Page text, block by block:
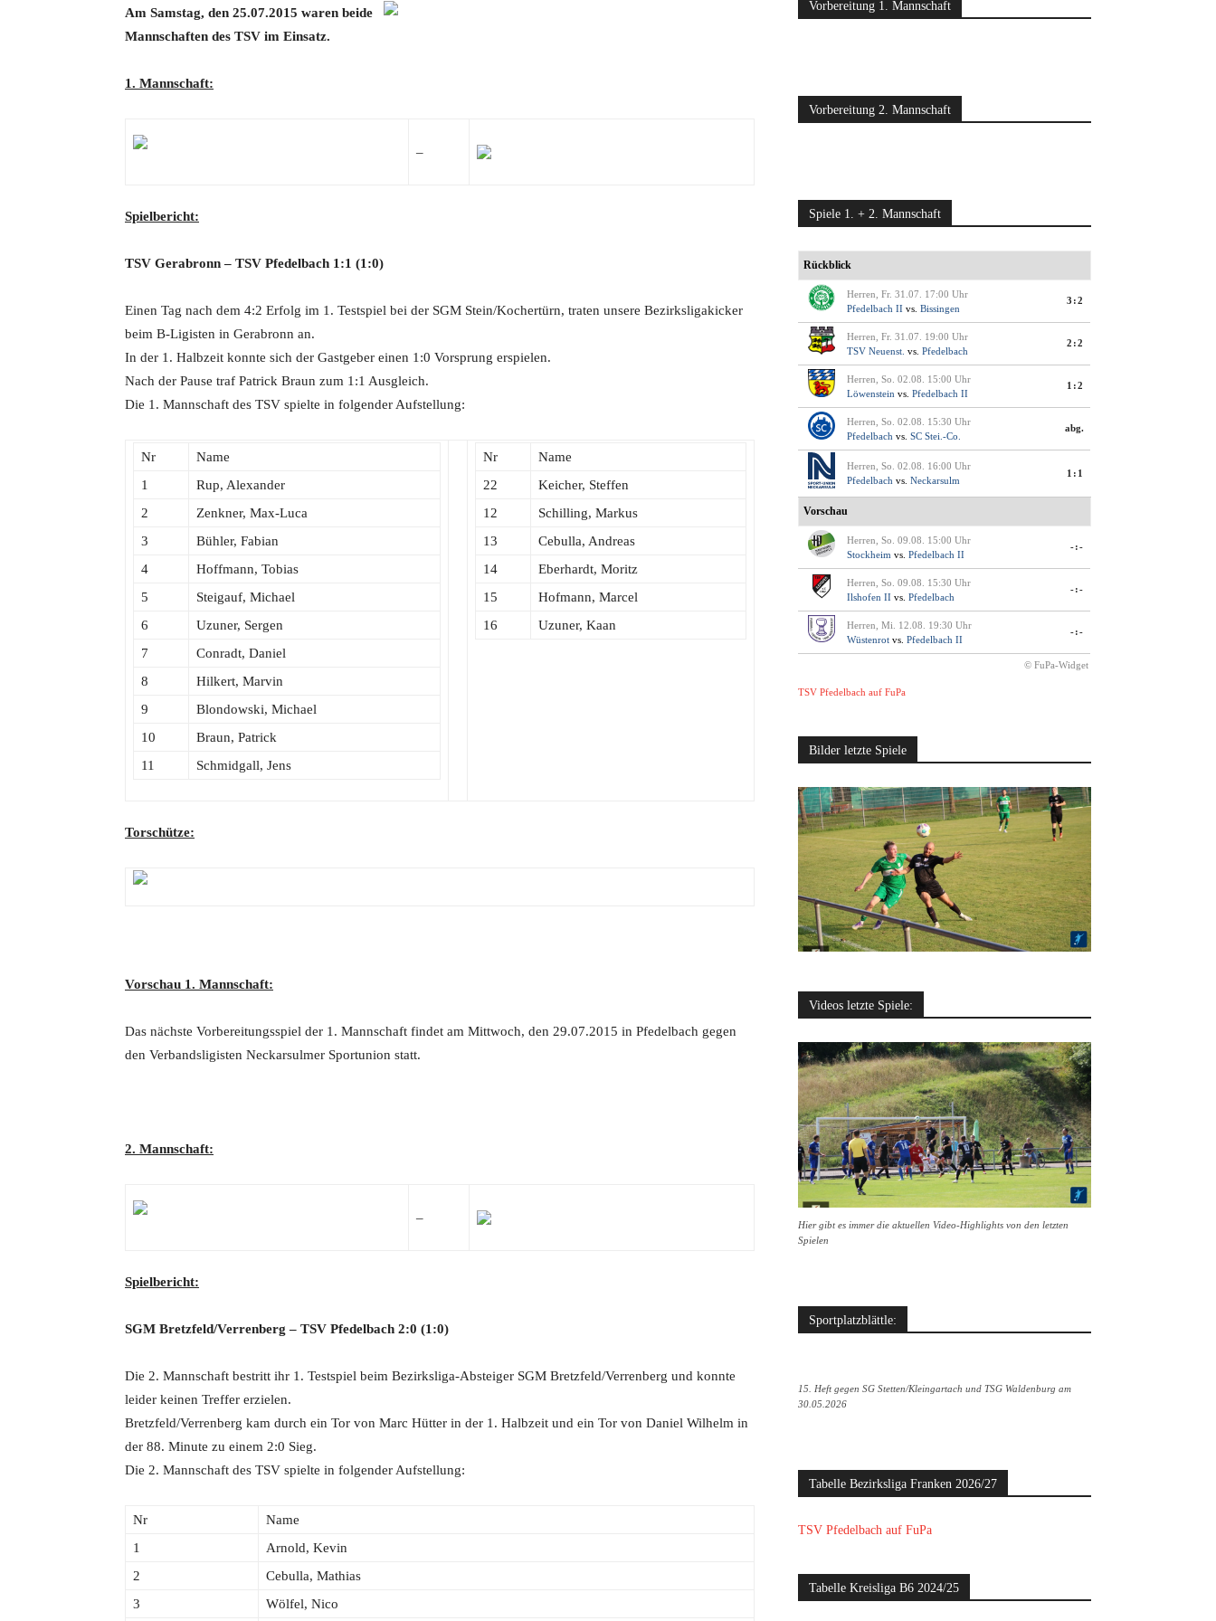
Am Samstag, den 25.07.2015 waren beide
Mannschaften des TSV im Einsatz.
1. Mannschaft:
–
Spielbericht:
TSV Gerabronn– TSV Pfedelbach 1:1 (1:0)
Einen Tag nach dem 4:2 Erfolg im 1. Testspiel bei der SGM Stein/Kochertürn, traten unsere Bezirksligakicker
beim B-Ligisten in Gerabronn an.
In der 1. Halbzeit konnte sich der Gastgeber einen 1:0 Vorsprung erspielen.
Nach der Pause traf Patrick Braun zum 1:1 Ausgleich.
Die 1. Mannschaft des TSV spielte in folgender Aufstellung:
Nr
Name
1
Rup, Alexander
2
Zenkner, Max-Luca
3
Bühler, Fabian
4
Hoffmann, Tobias
5
Steigauf, Michael
6
Uzuner, Sergen
7
Conradt, Daniel
8
Hilkert, Marvin
9
Blondowski, Michael
10
Braun, Patrick
11
Schmidgall, Jens
Nr
Name
22
Keicher, Steffen
12
Schilling, Markus
13
Cebulla, Andreas
14
Eberhardt, Moritz
15
Hofmann, Marcel
16
Uzuner, Kaan
Torschütze:
Vorschau 1. Mannschaft:
Das nächste Vorbereitungsspiel der 1. Mannschaft findet am Mittwoch, den 29.07.2015 in Pfedelbach gegen
den Verbandsligisten Neckarsulmer Sportunion statt.
2. Mannschaft:
–
Spielbericht:
SGM Bretzfeld/Verrenberg– TSV Pfedelbach 2:0 (1:0)
Die 2. Mannschaft bestritt ihr 1. Testspiel beim Bezirksliga-Absteiger SGM Bretzfeld/Verrenberg und konnte
leider keinen Treffer erzielen.
Bretzfeld/Verrenberg kam durch ein Tor von Marc Hütter in der 1. Halbzeit und ein Tor von Daniel Wilhelm in
der 88. Minute zu einem 2:0 Sieg.
Die 2. Mannschaft des TSV spielte in folgender Aufstellung:
Nr
Name
1
Arnold, Kevin
2
Cebulla, Mathias
3
Wölfel, Nico
Vorbereitung 1. Mannschaft
Vorbereitung 2. Mannschaft
Spiele 1. + 2. Mannschaft
Rückblick
Herren, Fr. 31.07. 17:00 Uhr
Pfedelbach II vs. Bissingen
3:2
Herren, Fr. 31.07. 19:00 Uhr
TSV Neuenst. vs. Pfedelbach
2:2
Herren, So. 02.08. 15:00 Uhr
Löwenstein vs. Pfedelbach II
1:2
Herren, So. 02.08. 15:30 Uhr
Pfedelbach vs. SC Stei.-Co.
abg.
Herren, So. 02.08. 16:00 Uhr
Pfedelbach vs. Neckarsulm
1:1
Vorschau
Herren, So. 09.08. 15:00 Uhr
Stockheim vs. Pfedelbach II
-:-
Herren, So. 09.08. 15:30 Uhr
Ilshofen II vs. Pfedelbach
-:-
Herren, Mi. 12.08. 19:30 Uhr
Wüstenrot vs. Pfedelbach II
-:-
© FuPa-Widget
TSV Pfedelbach auf FuPa
Bilder letzte Spiele
Videos letzte Spiele:
Hier gibt es immer die aktuellen Video-Highlights von den letzten
Spielen
Sportplatzblättle:
15. Heft gegen SG Stetten/Kleingartach und TSG Waldenburg am
30.05.2026
Tabelle Bezirksliga Franken 2026/27
TSV Pfedelbach auf FuPa
Tabelle Kreisliga B6 2024/25